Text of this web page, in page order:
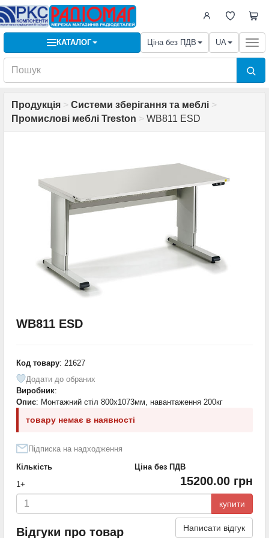
КАТАЛОГ Ціна без ПДВ UA
Продукція > Системи зберігання та меблі >
Промислові меблі Treston > WB811 ESD
WB811 ESD
Код товару: 21627
Додати до обраних
Виробник:
Опис: Монтажний стіл 800х1073мм, навантаження 200кг
товару немає в наявності
Підписка на надходження
Кількість
Ціна без ПДВ
1+
15200.00 грн
купити
Відгуки про товар Написати відгук